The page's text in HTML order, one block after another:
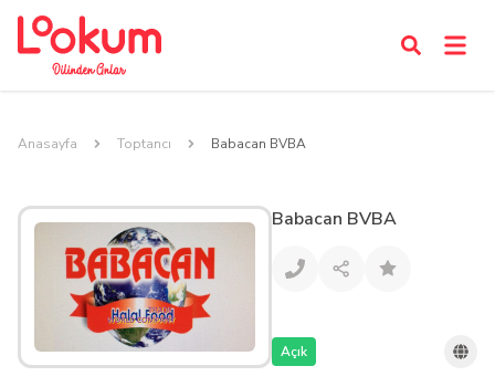
Anasayfa Toptancı Babacan BVBA
Babacan BVBA
Açık